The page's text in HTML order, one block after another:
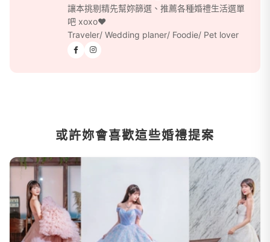
讓本挑剔精先幫妳篩選、推薦各種婚禮生活選單
吧 xoxo♥
Traveler/ Wedding planer/ Foodie/ Pet lover
或許妳會喜歡這些婚禮提案